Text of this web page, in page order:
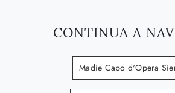
CONTINUA A
Madie Capo d'Opera